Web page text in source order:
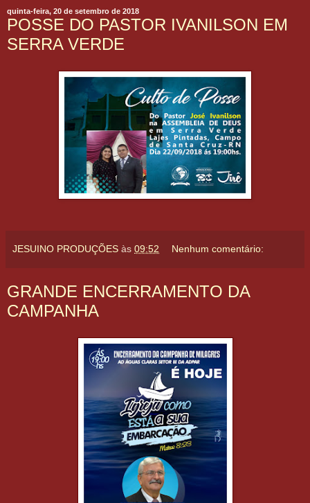
quinta-feira, 20 de setembro de 2018
POSSE DO PASTOR IVANILSON EM
SERRA VERDE
JESUINO PRODUÇÕES às 09:52 Nenhum comentário:
GRANDE ENCERRAMENTO DA
CAMPANHA